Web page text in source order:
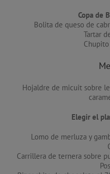
Copa de
Bolita de queso de
Tartar
Hojaldre de micuit sobre
Elegir el
Lomo de merluza y
Carrillera de ternera sobre